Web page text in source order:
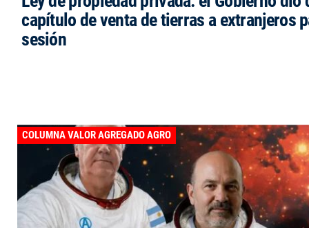
capítulo de venta de tierras a extranjeros
sesión
COLUMNA VALOR AGREGADO AGRO